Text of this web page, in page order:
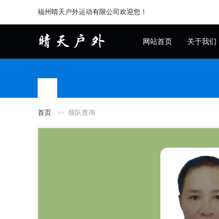
福州晴天户外运动有限公司欢迎您！
网站首页 关于我们
首页 领队查询